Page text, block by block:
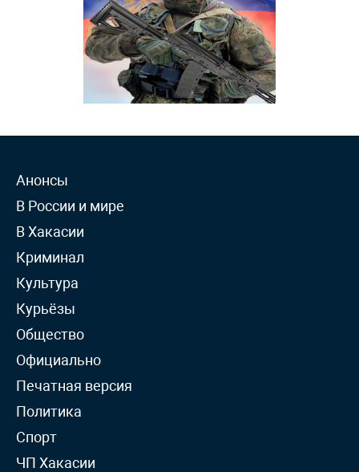
Анонсы
В России и мире
В Хакасии
Криминал
Культура
Курьёзы
Общество
Официально
Печатная версия
Политика
Спорт
ЧП Хакасии